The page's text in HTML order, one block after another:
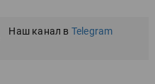
Наш канал в Telegram